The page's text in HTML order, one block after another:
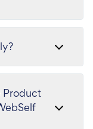
Product